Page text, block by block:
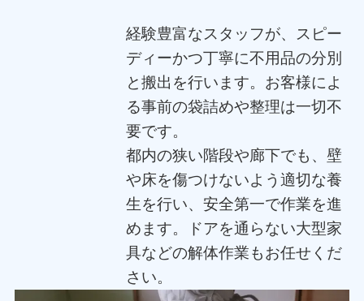
経験豊富なスタッフが、スピー
ディーかつ丁寧に不用品の分別
と搬出を行います。お客様によ
る事前の袋詰めや整理は一切不
要です。
都内の狭い階段や廊下でも、壁
や床を傷つけないよう適切な養
生を行い、安全第一で作業を進
めます。ドアを通らない大型家
具などの解体作業もお任せくだ
さい。